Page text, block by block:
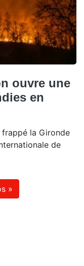
ouvre une
en
la Gironde
de
»